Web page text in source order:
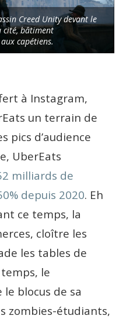
Creed Unity devant le
cité, bâtiment
capétiens.
à Instagram,
un terrain de
pics d’audience
UberEats
milliards de
depuis 2020. Eh
ce temps, la
cloître les
les tables de
le
blocus de sa
zombies-étudiants,